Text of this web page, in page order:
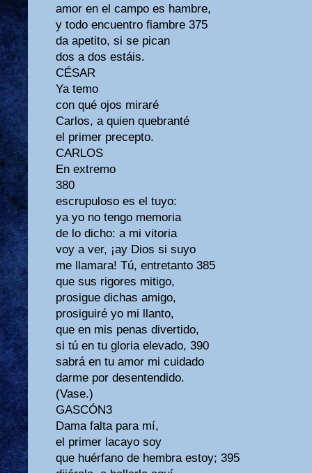
amor en el campo es hambre,
y todo encuentro fiambre 375
da apetito, si se pican
dos a dos estáis.
CÉSAR
Ya temo
con qué ojos miraré
Carlos, a quien quebranté
el primer precepto.
CARLOS
En extremo
380
escrupuloso es el tuyo:
ya yo no tengo memoria
de lo dicho: a mi vitoria
voy a ver, ¡ay Dios si suyo
me llamara! Tú, entretanto 385
que sus rigores mitigo,
prosigue dichas amigo,
prosiguiré yo mi llanto,
que en mis penas divertido,
si tú en tu gloria elevado, 390
sabrá en tu amor mi cuidado
darme por desentendido.
(Vase.)
GASCÓN3
Dama falta para mí,
el primer lacayo soy
que huérfano de hembra estoy; 395